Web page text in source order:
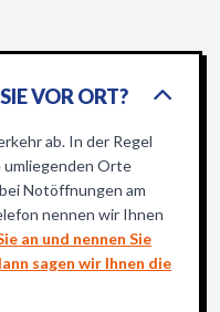
VOR ORT?
ab. In der Regel
umliegenden Orte
Notöffnungen am
nennen wir Ihnen
an und nennen Sie
sagen wir Ihnen die